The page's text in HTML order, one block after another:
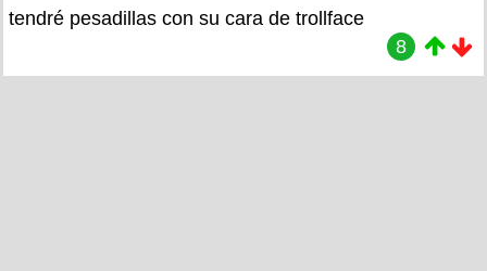
tendré pesadillas con su cara de trollface
8